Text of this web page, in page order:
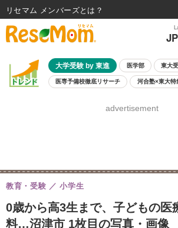
JP
大学受験 by 東進 医学部 東大
医専予備校徹底リサーチ 河合塾×東大特
8月開催学校説明会・相談会
advertisement
0歳から高3生まで、子どもの医
料…沼津市 1枚目の写真・画像
教育・受験 小学生
リセマム メンバーズ